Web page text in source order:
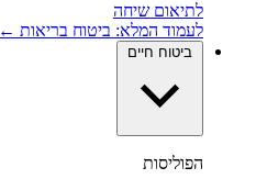
לתיאום שיחה
לעמוד המלא: ביטוח בריאות ←
ביטוח חיים
הפוליסות